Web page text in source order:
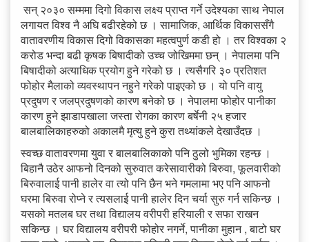
सन् २०३० सम्ममा दिगो विकास लक्ष्य प्राप्त गर्ने उदेश्यका साथ नेपाल
लगायत विश्व नै अघि बढीरहेको छ । सामाजिक, आर्थिक विकाससँगै
वातावरणीय विकास दिगो विकासका महत्वपुर्ण कडी हो । तर विश्वका २
करोड भन्दा बढी कृषक बिषादीको उच्च जोखिममा छन् । नेपालमा पनि
बिषादीको अत्याधिक प्रयोग हुने गरेको छ । त्यसैगरि ३० प्रतिशत
फोहोर मैलाको व्यवस्थापन नहुने गरेको पाइएको छ । यो पनि वायु
प्रदुषण र जलप्रदुषणको कारण बनेको छ । नेपालमा फोहोर पानीका
कारण हुने झाडापखाला जस्ता रोगका कारण बर्षेनी २५ हजार
बालबालिकाहरुको अकालमै मृत्यु हुने कुरा तथ्यांकले देखाउँदछ ।
स्वच्छ वातावरणमा युवा र बालबालिकाको पनि ठुलो भुमिका रहन्छ ।
बिहानै उठेर आफनो दिनको सुरुवात करेसावारीको बिरुवा, फूलवारीको
बिरुवालाई पानी हालेर वा त्यो पनि छैन भने गमलामा भए पनि आफनो
घरमा बिरुवा रोप्ने र त्यसलाई पानी हालेर दिन चर्या सुरु गर्न सकिन्छ ।
यसको मतलब घर तथा विद्यालय वरीपरी हरियाली र सफा राखन
सकिन्छ । घर विद्यालय वरीपरी फोहोर नगर्ने, पानीका मुहान , बाटो घर